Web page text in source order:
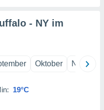
- NY im
Oktober
19°C